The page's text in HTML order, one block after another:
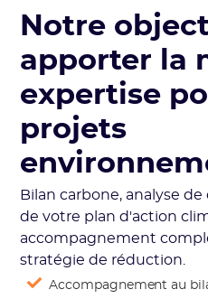
Notre
apporter la
expertise
projets
Bilan carbone, analyse
de votre plan d'action
accompagnement
stratégie de réduction.
Accompagnement au